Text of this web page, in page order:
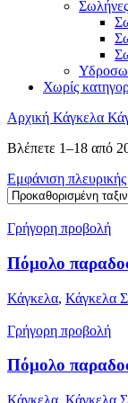
Χωρίς
Αρχική Κάγκελα
Βλέπετε 1–18 από
Εμφάνιση
Γρήγορη προβολή
Πόμολο
Κάγκελα, Κάγκελα
Γρήγορη προβολή
Πόμολο
Κάγκελα, Κάγκελα